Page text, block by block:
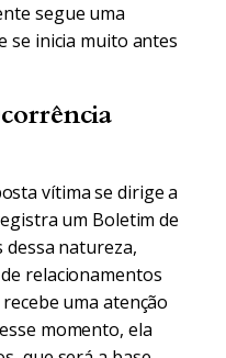
segue uma
se inicia muito antes
vítima se dirige a
um Boletim de
dessa natureza,
relacionamentos
uma atenção
momento, ela